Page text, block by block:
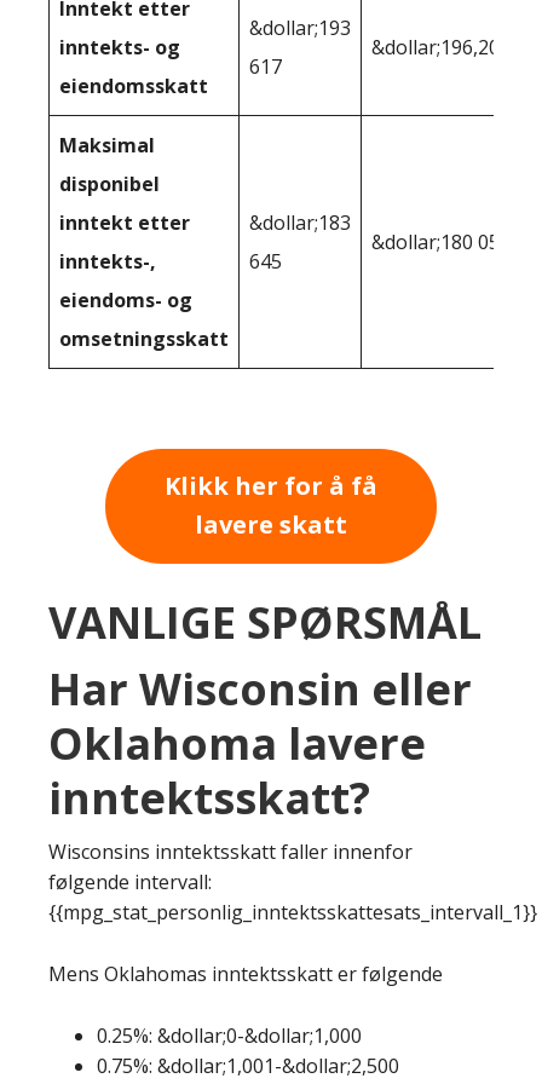
Inntekt etter
inntekts- og
eiendomsskatt
&dollar;193
617
&dollar;196,201
Maksimal
disponibel
inntekt etter
inntekts-,
eiendoms- og
omsetningsskatt
&dollar;183
645
&dollar;180 051
Klikk her for å få
lavere skatt
VANLIGE SPØRSMÅL
Har Wisconsin eller
Oklahoma lavere
inntektsskatt?
Wisconsins inntektsskatt faller innenfor
følgende intervall:
{{mpg_stat_personlig_inntektsskattesats_intervall_1}}
Mens Oklahomas inntektsskatt er følgende
0.25%: &dollar;0-&dollar;1,000
0.75%: &dollar;1,001-&dollar;2,500